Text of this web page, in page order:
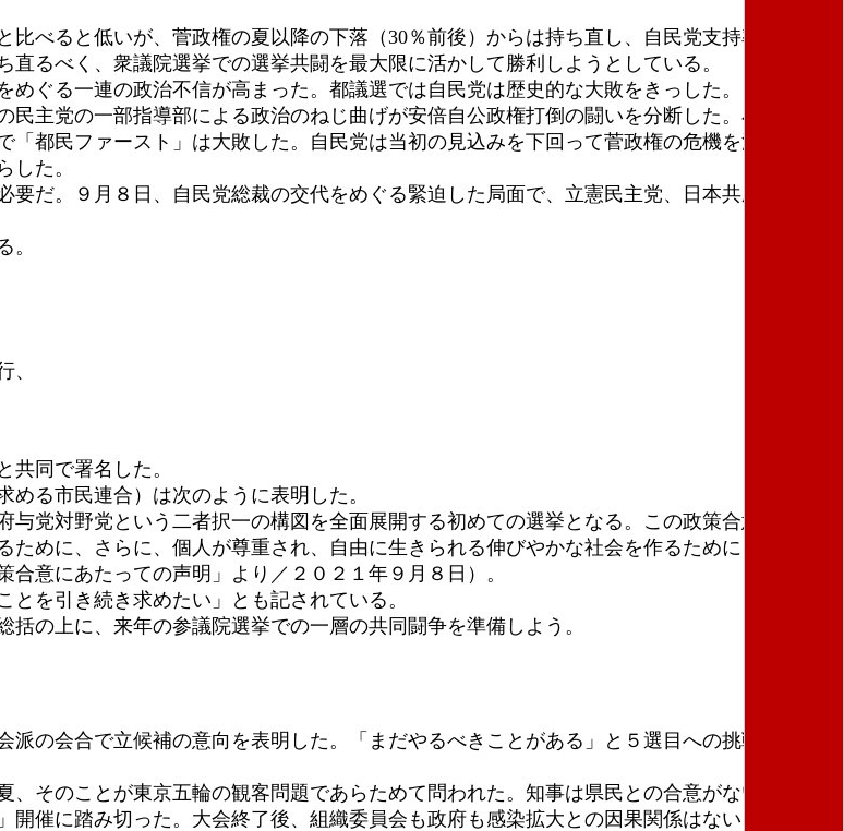
べると低いが、菅政権の夏以降の下落（30％前後）からは持ち直し、自民党支持率も回復
るべく、衆議院選挙での選挙共闘を最大限に活かして勝利しようとしている。
ぐる一連の政治不信が高まった。都議選では自民党は歴史的な大敗をきっした。しかし、
主党の一部指導部による政治のねじ曲げが安倍自公政権打倒の闘いを分断した。小池知事
都民ファースト」は大敗した。自民党は当初の見込みを下回って菅政権の危機を深めるこ
した。
だ。９月８日、自民党総裁の交代をめぐる緊迫した局面で、立憲民主党、日本共産党、社
。
、
同で署名した。
る市民連合）は次のように表明した。
党対野党という二者択一の構図を全面展開する初めての選挙となる。この政策合意は、国
めに、さらに、個人が尊重され、自由に生きられる伸びやかな社会を作るために、我々は
意にあたっての声明」より／２０２１年９月８日）。
を引き続き求めたい」とも記されている。
の上に、来年の参議院選挙での一層の共同闘争を準備しよう。
の会合で立候補の意向を表明した。「まだやるべきことがある」と５選目への挑戦の決意
そのことが東京五輪の観客問題であらためて問われた。知事は県民との合意がないまま、
催に踏み切った。大会終了後、組織委員会も政府も感染拡大との因果関係はないとの立場